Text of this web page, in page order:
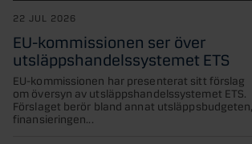
22 JUL 2026
EU-kommissionen ser över
utsläppshandelssystemet ETS
EU-kommissionen har presenterat sitt förslag
om översyn av utsläppshandelssystemet ETS.
Förslaget berör bland annat utsläppsbudgeten,
finansieringen...